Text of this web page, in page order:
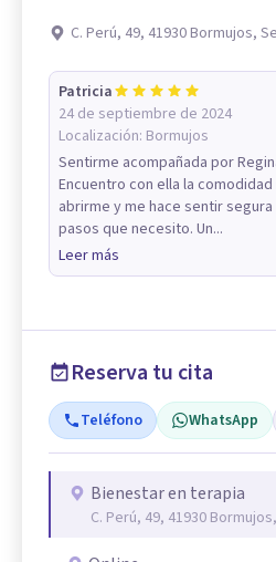
C. Perú, 49, 41930 Bormujos,
Patricia
24 de septiembre de 2024
Localización: Bormujos
Sentirme acompañada por
Encuentro con ella la
abrirme y me hace sentir
pasos que necesito. Un...
Leer más
Reserva tu cita
Teléfono WhatsApp
Bienestar en terapia
C. Perú, 49, 41930